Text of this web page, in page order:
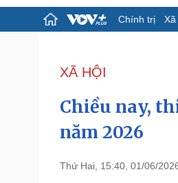
Chính trị Xã
Đảng
Tổ chức nhân sự
Quốc hội
Nhận diện sự thật
Pháp luật
XÃ HỘI
Chiều nay,
năm 2026
Thứ Hai, 15:40, 01/06/